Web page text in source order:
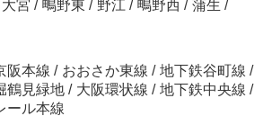
大宮 / 鴫野東 / 野江 / 鴫野西 / 蒲生 /
阪本線 / おおさか東線 / 地下鉄谷町線 /
鶴見緑地 / 大阪環状線 / 地下鉄中央線 /
ール本線